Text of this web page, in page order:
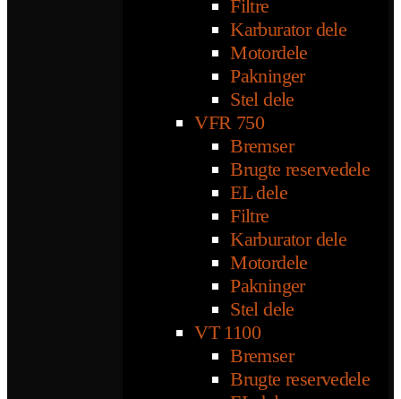
Filtre
Karburator dele
Motordele
Pakninger
Stel dele
VFR 750
Bremser
Brugte reservedele
EL dele
Filtre
Karburator dele
Motordele
Pakninger
Stel dele
VT 1100
Bremser
Brugte reservedele